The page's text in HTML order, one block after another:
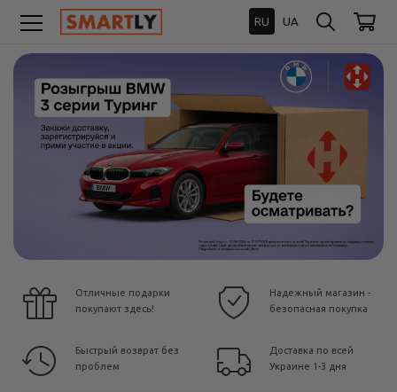
RU UA
Отличные подарки
покупают здесь!
Надежный магазин -
безопасная покупка
Быстрый возврат без
проблем
Доставка по всей
Украине 1-3 дня